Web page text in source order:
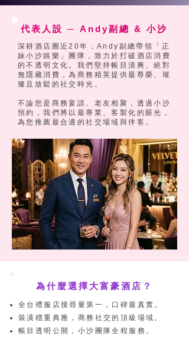
代表人設 ─ Andy副總 & 小沙
深耕酒店圈近20年，Andy副總帶領「正
妹小沙娛樂」團隊，致力於打破酒店消費
的不透明文化。我們堅持帳目清爽、絕對
無隱藏消費，為商務精英提供最尊榮、璀
璨且放鬆的社交時光。
不論您是商務宴請、老友相聚，透過小沙
預約，我們將以最專業、客製化的眼光，
為您推薦最合適的社交場域與伴客。
為什麼選擇大富豪酒店？
全台禮服店搜尋量第一，口碑最真實。
裝潢穩重典雅，商務社交的頂級場域。
帳目透明公開，小沙團隊全程服務。